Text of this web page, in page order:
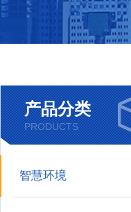
产品分类
PRODUCTS
智慧环境